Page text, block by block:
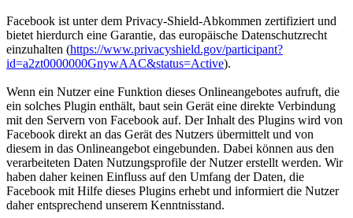
Facebook ist unter dem Privacy-Shield-Abkommen zertifiziert und
bietet hierdurch eine Garantie, das europäische Datenschutzrecht
einzuhalten (https://www.privacyshield.gov/participant?
id=a2zt0000000GnywAAC&status=Active).
Wenn ein Nutzer eine Funktion dieses Onlineangebotes aufruft, die
ein solches Plugin enthält, baut sein Gerät eine direkte Verbindung
mit den Servern von Facebook auf. Der Inhalt des Plugins wird von
Facebook direkt an das Gerät des Nutzers übermittelt und von
diesem in das Onlineangebot eingebunden. Dabei können aus den
verarbeiteten Daten Nutzungsprofile der Nutzer erstellt werden. Wir
haben daher keinen Einfluss auf den Umfang der Daten, die
Facebook mit Hilfe dieses Plugins erhebt und informiert die Nutzer
daher entsprechend unserem Kenntnisstand.